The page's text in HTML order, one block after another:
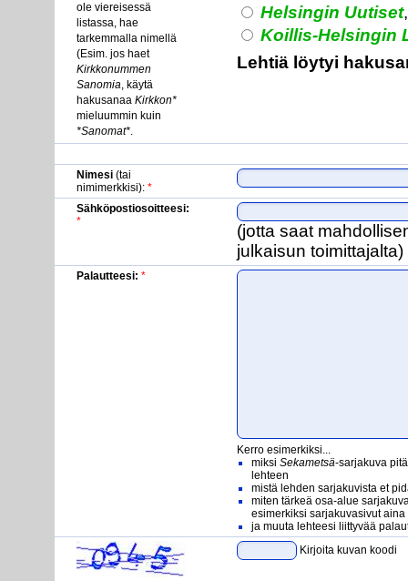
ole viereisessä
listassa, hae
tarkemmalla nimellä
(Esim. jos haet
Kirkkonummen
Sanomia, käytä
hakusanaa Kirkkon*
mieluummin kuin
*Sanomat*.
Helsingin Uutiset
Koillis-Helsingin
Lehtiä löytyi
Nimesi(tai
nimimerkkisi): *
Sähköpostiosoitteesi:
*
(jotta saat
julkaisun toimittajalta)
Palautteesi: *
Kerro esimerkiksi...
miksi Sekametsä-sarjakuva
lehteen
mistä lehden sarjakuvista et
miten tärkeä osa-alue
esimerkiksi sarjakuvasivut
ja muuta lehteesi liittyvää
Kirjoita kuvan koodi